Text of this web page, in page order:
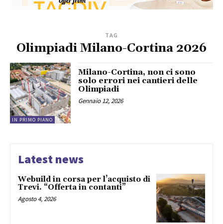
TAG
Olimpiadi Milano-Cortina 2026
IN PRIMO PIANO
Milano-Cortina, non ci sono
solo errori nei cantieri delle
Olimpiadi
Gennaio 12, 2026
Latest news
Webuild in corsa per l’acquisto di
Trevi. “Offerta in contanti”
Agosto 4, 2026